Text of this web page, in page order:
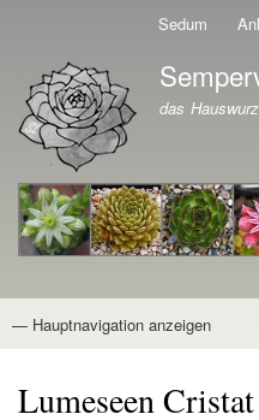
Sedum
Branding der Website
das
Hauptnavigation
— Hauptnavigation anzeigen
Lumeseen Cristat